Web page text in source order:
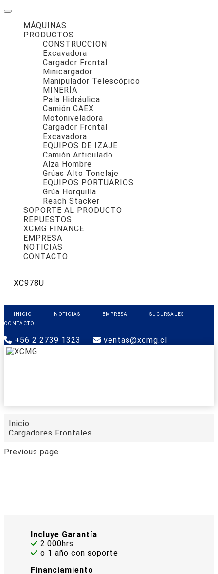
MÁQUINAS
PRODUCTOS
CONSTRUCCION
Excavadora
Cargador Frontal
Minicargador
Manipulador Telescópico
MINERÍA
Pala Hidráulica
Camión CAEX
Motoniveladora
Cargador Frontal
Excavadora
EQUIPOS DE IZAJE
Camión Articulado
Alza Hombre
Grúas Alto Tonelaje
EQUIPOS PORTUARIOS
Grúa Horquilla
Reach Stacker
SOPORTE AL PRODUCTO
REPUESTOS
XCMG FINANCE
EMPRESA
NOTICIAS
CONTACTO
XC978U
INICIO NOTICIAS EMPRESA
SUCURSALES
CONTACTO
+56 2 2739 1323 ventas@xcmg.cl
Inicio
Cargadores Frontales
Previous page
Incluye Garantía
2.000hrs
o 1 año con soporte
Financiamiento